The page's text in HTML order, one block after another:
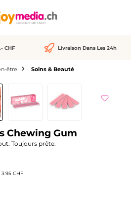
CHF Livraison Dans Les 24h
être Soins & Beauté
Chewing Gum
Toujours prête.
3.95 CHF
étoiles